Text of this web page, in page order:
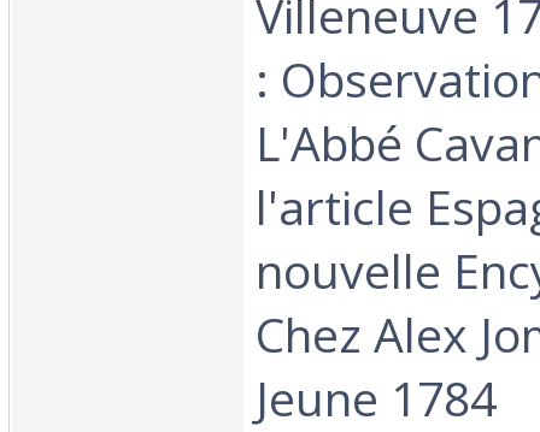
Villeneuve
:
L'Abbé
l'article
nouvelle
Chez Alex
Jeune 1784‎